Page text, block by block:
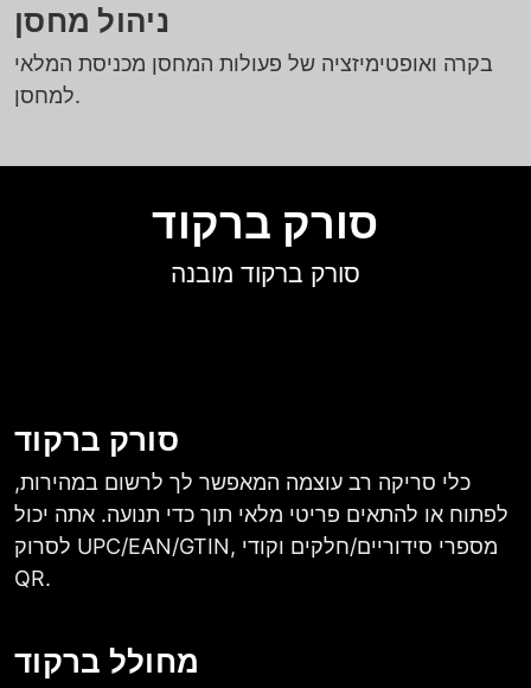
ניהול מחסן
בקרה ואופטימיזציה של פעולות המחסן מכניסת המלאי
למחסן.
סורק ברקוד
סורק ברקוד מובנה
סורק ברקוד
כלי סריקה רב עוצמה המאפשר לך לרשום במהירות,
לפתוח או להתאים פריטי מלאי תוך כדי תנועה. אתה יכול
לסרוק UPC/EAN/GTIN, מספרי סידוריים/חלקים וקודי
QR.
מחולל ברקוד